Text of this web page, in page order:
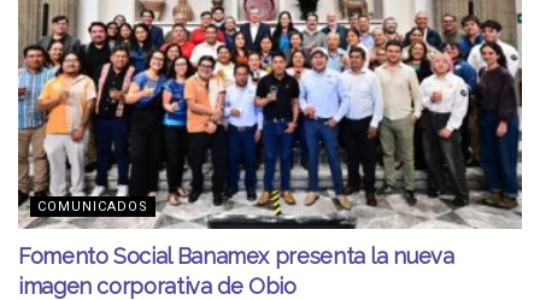
COMUNICADOS
Fomento Social Banamex presenta la nueva
imagen corporativa de Obio